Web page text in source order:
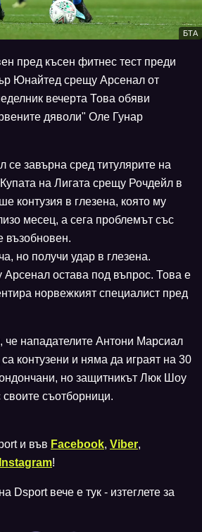
БТА
пред късен фитнес тест преди
Юнайтед срещу Арсенал от
вечерта Това обяви
дяволи" Оле Гунар
се завърна сред титулярите на
на Лигата срещу Рочдейл в
контузия в глезена, която му
месец, а сега проблемът със
възобновен.
но получи удар в глезена.
Арсенал остава под въпрос. Това е
норвежкият специалист пред
че нападателите Антони Марсиал
контузени и няма да играят на 30
но защитникът Люк Шоу
съотборници.
и във Facebook, Viber,
Instagram!
Dsport вече е тук - изтеглете за